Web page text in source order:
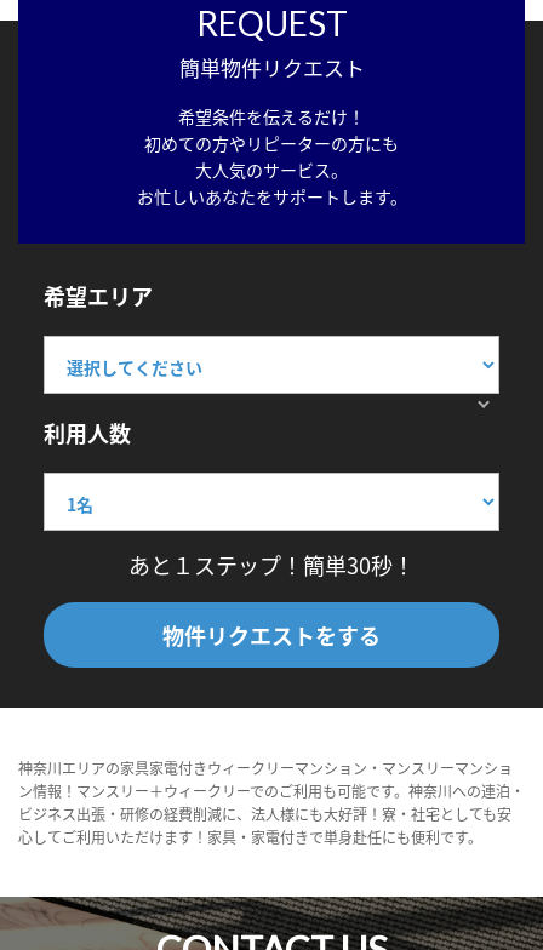
REQUEST
簡単物件リクエスト
希望条件を伝えるだけ！
初めての方やリピーターの方にも
大人気のサービス。
お忙しいあなたをサポートします。
希望エリア
利用人数
あと１ステップ！簡単30秒！
物件リクエストをする
神奈川エリアの家具家電付きウィークリーマンション・マンスリーマンショ
ン情報！マンスリー＋ウィークリーでのご利用も可能です。神奈川への連泊・
ビジネス出張・研修の経費削減に、法人様にも大好評！寮・社宅としても安
心してご利用いただけます！家具・家電付きで単身赴任にも便利です。